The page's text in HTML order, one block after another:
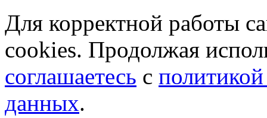
Для корректной работы
cookies. Продолжая
соглашаетесь с
данных.